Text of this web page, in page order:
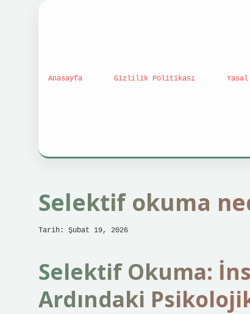
Anasayfa Gizlilik Politikası
Selektif okuma
Tarih: Şubat 19, 2026
Selektif Okuma:
Ardındaki